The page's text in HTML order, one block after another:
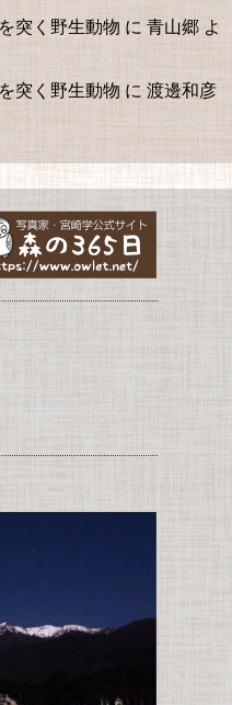
突く野生動物 に 青山郷 よ
突く野生動物 に 渡邊和彦